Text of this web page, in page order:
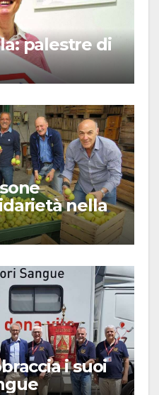
palestre di
nella
i suoi